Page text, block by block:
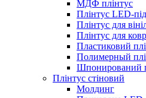
МДФ плінтус
Плінтус LED-
Плінтус для
Плінтус для
Пластиковий
Полимерный
Шпонирований
Плінтус стіновий
Молдинг